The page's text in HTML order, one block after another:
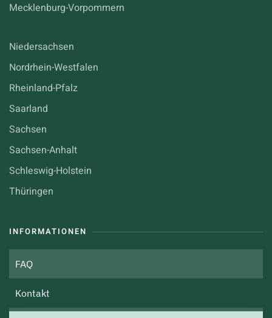
Mecklenburg-Vorpommern
Niedersachsen
Nordrhein-Westfalen
Rheinland-Pfalz
Saarland
Sachsen
Sachsen-Anhalt
Schleswig-Holstein
Thüringen
INFORMATIONEN
FAQ
Kontakt